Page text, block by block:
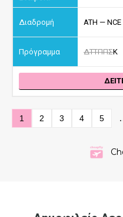
ATH — NCE
ΔΤΤΠΠΣΚ
1 2 3 4 5